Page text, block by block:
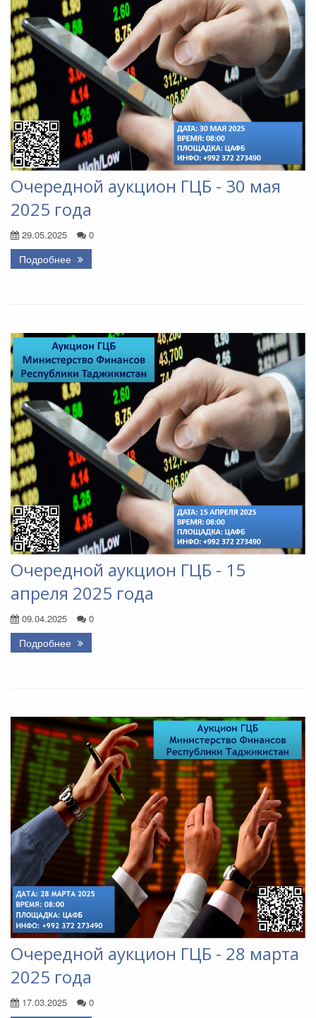
Очередной аукцион ГЦБ - 30 мая
2025 года
29.05.2025 0
Подробнее
Очередной аукцион ГЦБ - 15
апреля 2025 года
09.04.2025 0
Подробнее
Очередной аукцион ГЦБ - 28 марта
2025 года
17.03.2025 0